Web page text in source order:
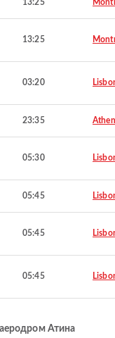
13:25
13:25
03:20
23:35
05:30
05:45
05:45
05:45
Атина